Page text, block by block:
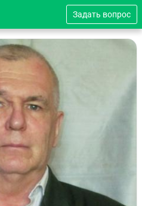
Задать вопрос